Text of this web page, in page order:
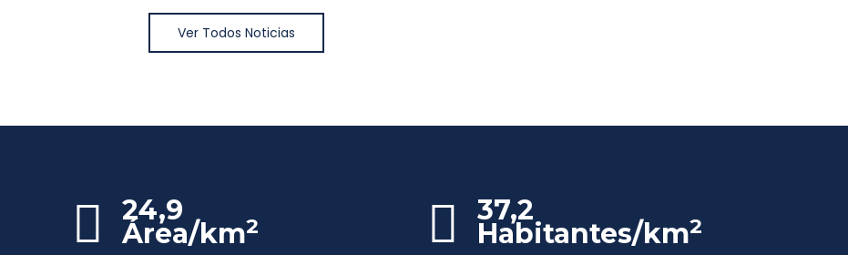
Ver Todos Noticias
24,9
Área/km2 37,2
Habitantes/km2